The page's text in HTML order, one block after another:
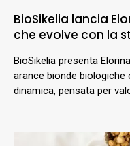
BioSikelia lancia
che evolve con la
BioSikelia presenta
arance bionde biologiche
dinamica, pensata per